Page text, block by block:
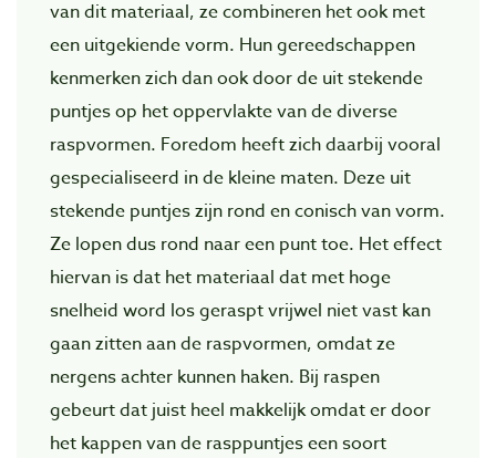
van dit materiaal, ze combineren het ook met
een uitgekiende vorm. Hun gereedschappen
kenmerken zich dan ook door de uit stekende
puntjes op het oppervlakte van de diverse
raspvormen. Foredom heeft zich daarbij vooral
gespecialiseerd in de kleine maten. Deze uit
stekende puntjes zijn rond en conisch van vorm.
Ze lopen dus rond naar een punt toe. Het effect
hiervan is dat het materiaal dat met hoge
snelheid word los geraspt vrijwel niet vast kan
gaan zitten aan de raspvormen, omdat ze
nergens achter kunnen haken. Bij raspen
gebeurt dat juist heel makkelijk omdat er door
het kappen van de rasppuntjes een soort